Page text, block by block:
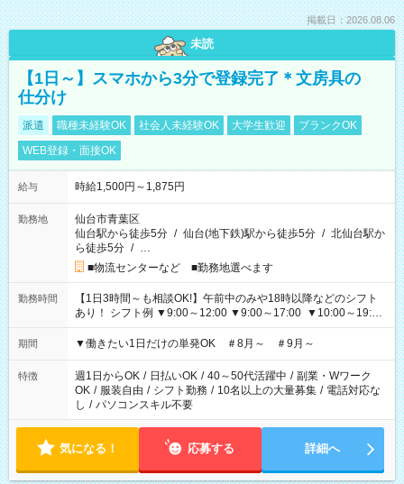
掲載日：2026.08.06
未読
【1日～】スマホから3分で登録完了＊文房具の
仕分け
派遣 職種未経験OK 社会人未経験OK 大学生歓迎
ブランクOK
WEB登録・面接OK
給与 時給1,500円～1,875円
勤務地
仙台市青葉区
仙台駅から徒歩5分 / 仙台(地下鉄)駅から徒歩5分 / 北仙台駅か
ら徒歩5分 / …
■物流センターなど ■勤務地選べます
勤務時間
【1日3時間～も相談OK!】午前中のみや18時以降などのシフト
あり！ シフト例 ▼9:00～12:00 ▼9:00～17:00 ▼10:00～19:00
▼18:00～21:00
期間 ▼働きたい1日だけの単発OK ＃8月～ ＃9月～
特徴 週1日からOK / 日払いOK / 40～50代活躍中 / 副業・Wワーク
OK / 服装自由 / シフト勤務 / 10名以上の大量募集 / 電話対応な
し / パソコンスキル不要
気になる！ 応募する 詳細へ